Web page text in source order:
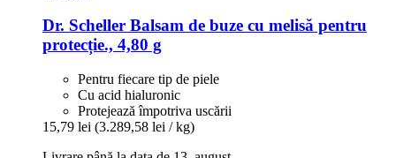
Dr. Scheller Balsam de buze cu melisă pentru
protecție., 4,80 g
Pentru fiecare tip de piele
Cu acid hialuronic
Protejează împotriva uscării
15,79 lei (3.289,58 lei / kg)